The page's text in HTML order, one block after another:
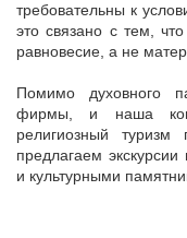
требовательны к
это связано с тем,
равновесие, а не
Помимо духовного
фирмы, и наша
религиозный туризм
предлагаем
и культурными